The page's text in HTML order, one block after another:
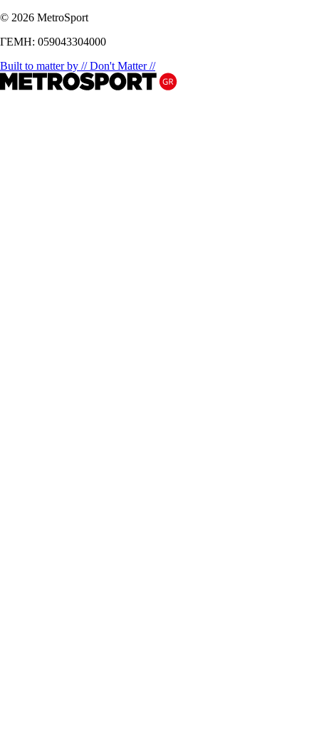
© 2026 MetroSport
ΓΕΜΗ: 059043304000
Built to matter by // Don't Matter //